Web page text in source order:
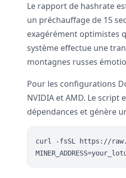
Le rapport de hashrate
un préchauffage de 15
exagérément optimistes
système effectue une
montagnes russes
Pour les configurations
NVIDIA et AMD. Le script
dépendances et génère
curl -fsSL https://